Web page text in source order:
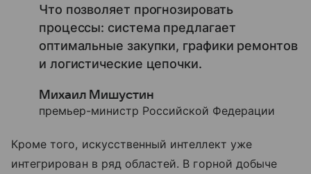
Что позволяет прогнозировать
процессы: система предлагает
оптимальные закупки, графики ремонтов
и логистические цепочки.
Михаил Мишустин
премьер-министр Российской Федерации
Кроме того, искусственный интеллект уже
интегрирован в ряд областей. В горной добыче